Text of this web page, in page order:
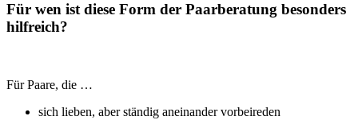
Für wen ist diese Form der Paarberatung besonders
hilfreich?
Für Paare, die …
sich lieben, aber ständig aneinander vorbeireden